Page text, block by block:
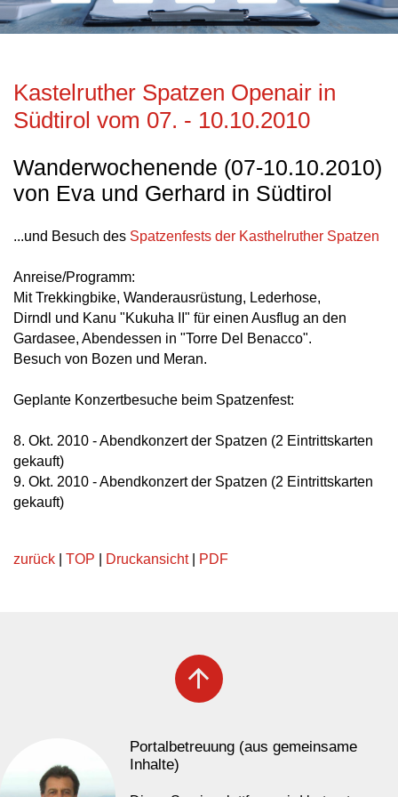
Kastelruther Spatzen Openair in
Südtirol vom 07. - 10.10.2010
Wanderwochenende (07-10.10.2010)
von Eva und Gerhard in Südtirol
...und Besuch des Spatzenfests der Kasthelruther Spatzen
Anreise/Programm:
Mit Trekkingbike, Wanderausrüstung, Lederhose,
Dirndl und Kanu "Kukuha II" für einen Ausflug an den
Gardasee, Abendessen in "Torre Del Benacco".
Besuch von Bozen und Meran.
Geplante Konzertbesuche beim Spatzenfest:
8. Okt. 2010 - Abendkonzert der Spatzen (2 Eintrittskarten
gekauft)
9. Okt. 2010 - Abendkonzert der Spatzen (2 Eintrittskarten
gekauft)
zurück TOP Druckansicht| PDF
arrow_upward
Portalbetreuung (aus gemeinsame
Inhalte)